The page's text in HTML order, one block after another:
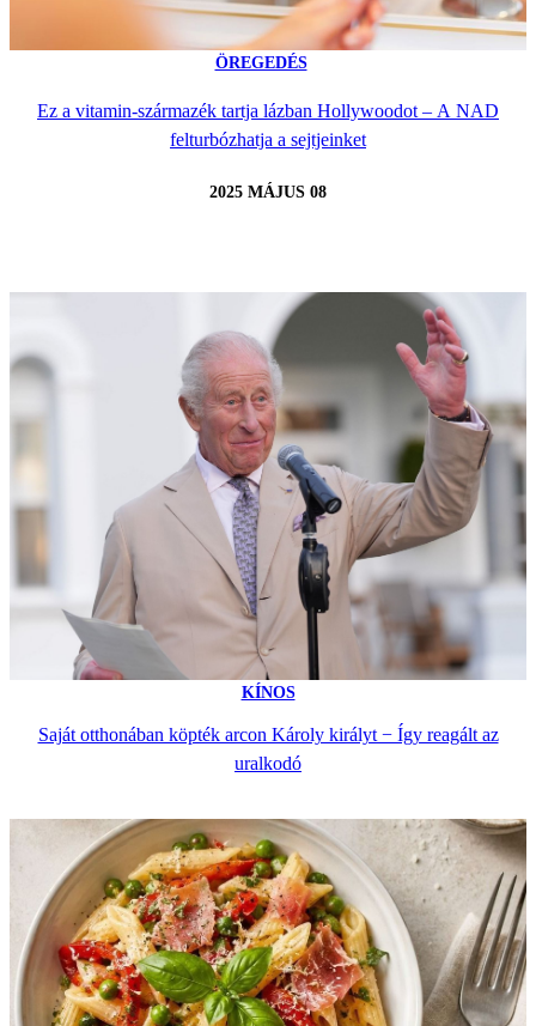
ÖREGEDÉS
Ez a vitamin-származék tartja lázban Hollywoodot – A NAD
felturbózhatja a sejtjeinket
2025 MÁJUS 08
KÍNOS
Saját otthonában köpték arcon Károly királyt − Így reagált az
uralkodó